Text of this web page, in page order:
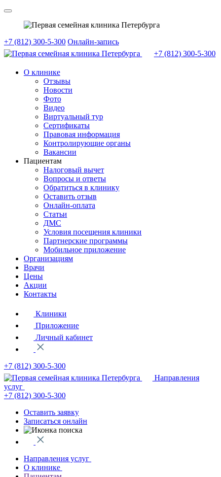
+7 (812) 300-5-300 Онлайн-запись
+7 (812) 300-5-300
О клинике
Отзывы
Новости
Фото
Видео
Виртуальный тур
Сертификаты
Правовая информация
Контролирующие органы
Вакансии
Пациентам
Налоговый вычет
Вопросы и ответы
Обратиться в клинику
Оставить отзыв
Онлайн-оплата
Статьи
ДМС
Условия посещения клиники
Партнерские программы
Мобильное приложение
Организациям
Врачи
Цены
Акции
Контакты
Клиники
Приложение
Личный кабинет
+7 (812) 300-5-300
Направления
услуг
+7 (812) 300-5-300
Оставить заявку
Записаться онлайн
Направления услуг
О клинике